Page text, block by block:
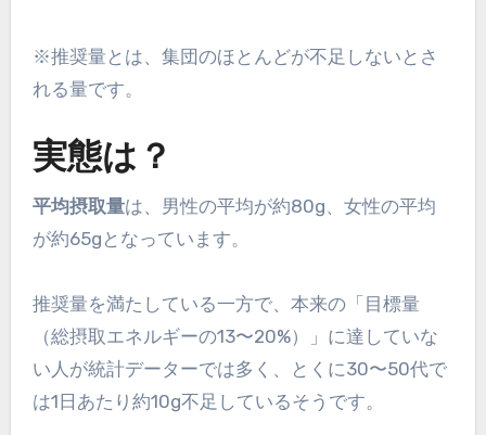
※推奨量とは、集団のほとんどが不足しないとさ
れる量です。
実態は？
平均摂取量は、男性の平均が約80g、女性の平均
が約65gとなっています。
推奨量を満たしている一方で、本来の「目標量
（総摂取エネルギーの13〜20%）」に達していな
い人が統計データーでは多く、とくに30〜50代で
は1日あたり約10g不足しているそうです。